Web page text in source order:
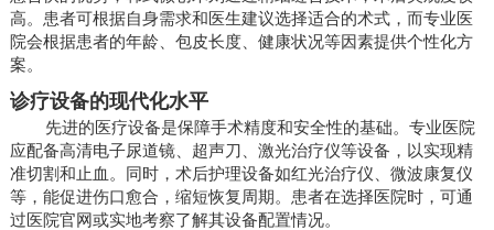
高。患者可根据自身需求和医生建议选择适合的术式，而专业医
院会根据患者的年龄、包皮长度、健康状况等因素提供个性化方
案。
诊疗设备的现代化水平
先进的医疗设备是保障手术精度和安全性的基础。专业医院
应配备高清电子尿道镜、超声刀、激光治疗仪等设备，以实现精
准切割和止血。同时，术后护理设备如红光治疗仪、微波康复仪
等，能促进伤口愈合，缩短恢复周期。患者在选择医院时，可通
过医院官网或实地考察了解其设备配置情况。